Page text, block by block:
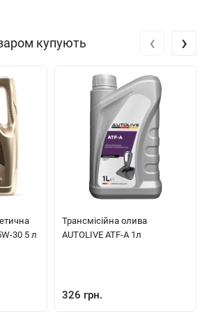
купують
30 5 л
Трансмісійна олива
AUTOLIVE ATF-A 1л
326 грн.
‹ ›